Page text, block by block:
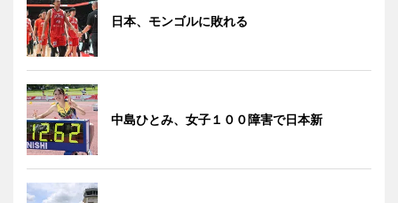
日本、モンゴルに敗れる
中島ひとみ、女子１００障害で日本新